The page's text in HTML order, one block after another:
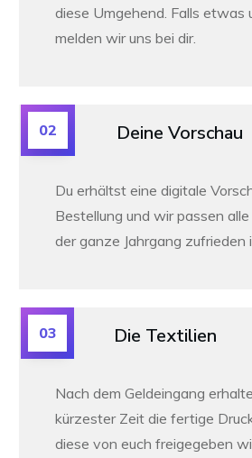
diese Umgehend. Falls etwas
melden wir uns bei dir.
Deine Vorschau
02
Du erhältst eine digitale
Bestellung und wir passen
der ganze Jahrgang zufrieden
Die Textilien
03
Nach dem Geldeingang
kürzester Zeit die fertige
diese von euch freigegeben